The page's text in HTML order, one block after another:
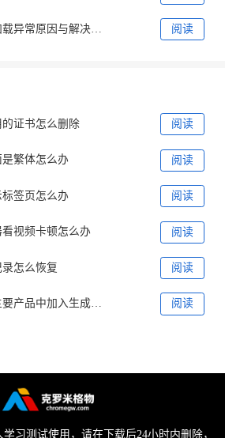
谷歌浏览器网页加载异常原因与解决方法 阅读
证书怎么删除 阅读
是繁体怎么办 阅读
签页怎么办 阅读
看视频卡顿怎么办 阅读
怎么恢复 阅读
谷歌计划在所有主要产品中加入生成式人工智能技术 阅读
习测试使用，请在下载后24小时内删除，